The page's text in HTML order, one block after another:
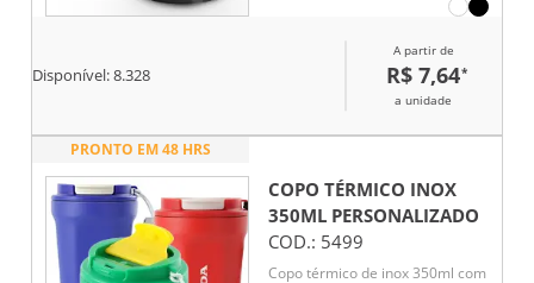
Disponível:8.328
A partir de
R$ 7,64*
a unidade
PRONTO EM 48 HRS
COPO TÉRMICO INOX
350ML PERSONALIZADO
COD.: 5499
Copo térmico de inox 350ml com